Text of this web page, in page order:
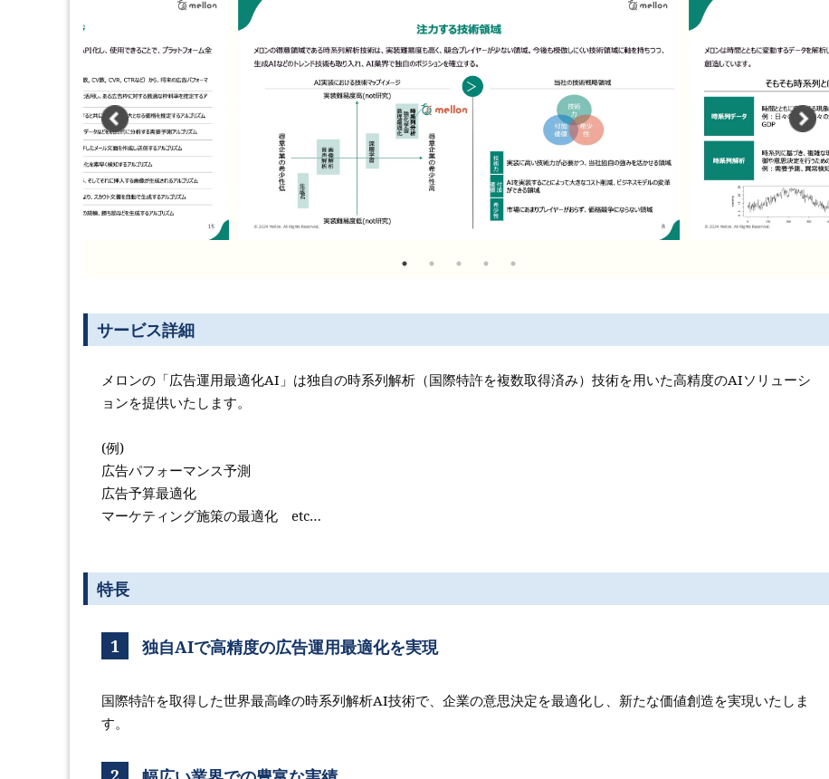
サービス詳細
メロンの「広告運用最適化AI」は独自の時系列解析（国際特許を複数取得済み）技術を用いた高精度のAIソリューシ
ョンを提供いたします。
(例)
広告パフォーマンス予測
広告予算最適化
マーケティング施策の最適化 etc…
特長
1 独自AIで高精度の広告運用最適化を実現
国際特許を取得した世界最高峰の時系列解析AI技術で、企業の意思決定を最適化し、新たな価値創造を実現いたしま
す。